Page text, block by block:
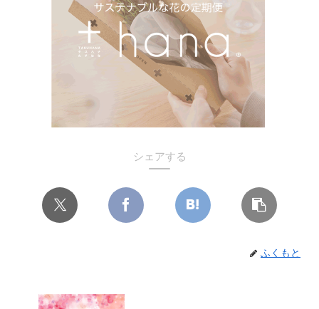
シェアする
ふくもと